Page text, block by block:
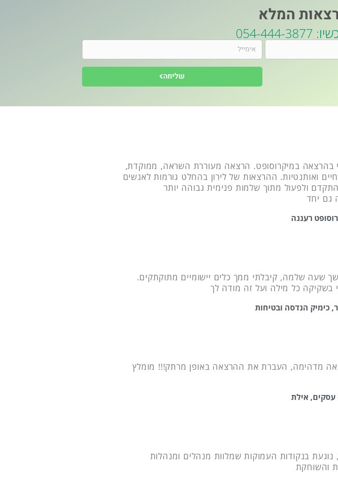
המלא
3877
שליחה
בהרצאה במיקרוסופט. הרצאה מעוררת השראה, ממוקדת,
ואותנטיות. ההרצאות של לירון בהחלט גורמות לאנשים
ולפעול מתוך שלמות פנימית גבוהה יותר
גם יחד
רעננה
שעה שלמה, קיבלתי ממך כלים יישומיים מתוקתקים.
בשקיקה כל מילה ועל זה מודה לך
כימיק הנדסה ובטיחות
מדהימה, העברת את ההרצאה באופן מרתק!!! מומלץ
עסקים, אילת
בנקודות העמוקות שמלוות מנהלים ומנהלות
והשוחקת